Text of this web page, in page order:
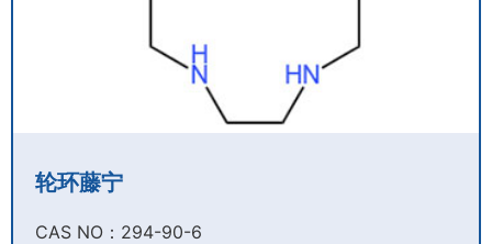
轮环藤宁
CAS NO：294-90-6​